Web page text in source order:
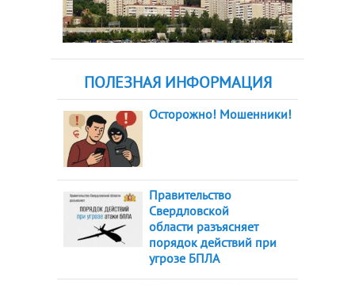
ПОЛЕЗНАЯ ИНФОРМАЦИЯ
Осторожно! Мошенники!
Правительство
Свердловской
области разъясняет
порядок действий при
угрозе БПЛА